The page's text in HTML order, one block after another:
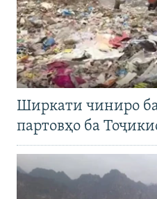
Ширкати чиниро
партовҳо ба